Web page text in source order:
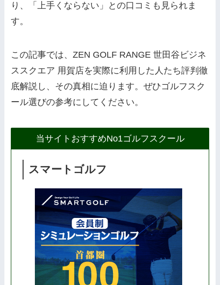
り、「上手くならない」との口コミも見られま
す。
この記事では、ZEN GOLF RANGE 世田谷ビジネ
ススクエア 用賀店を実際に利用した人たち評判徹
底解説し、その真相に迫ります。ぜひゴルフスク
ール選びの参考にしてください。
当サイトおすすめNo1ゴルフスクール
スマートゴルフ